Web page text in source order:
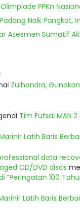
PPKn
Naik Pangkat,
Asesmen Sumatif
Zulhandra,
Tim Futsal MAN 2
Latih Baris
data
CD/DVD discs
“Peringatan 100
Latih Baris